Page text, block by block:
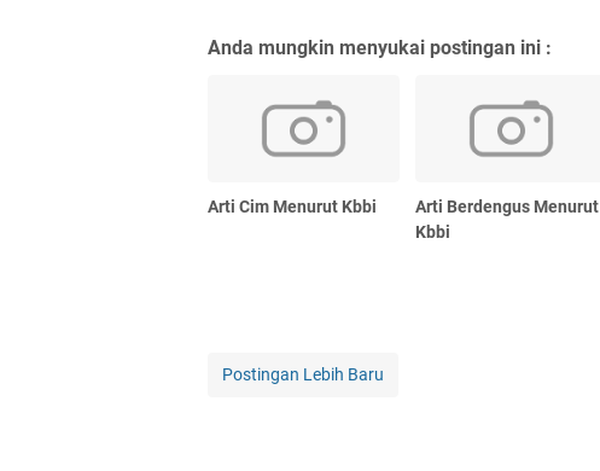
Anda mungkin menyukai postingan ini :
Arti Cim Menurut Kbbi
Arti Berdengus Menurut
Kbbi
Postingan Lebih Baru